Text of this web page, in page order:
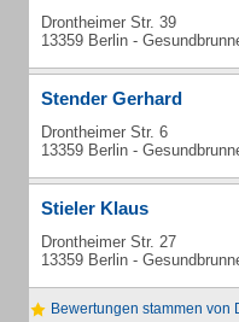
Drontheimer Str. 39
13359 Berlin -
Stender Gerhard
Drontheimer Str. 6
13359 Berlin -
Stieler Klaus
Drontheimer Str. 27
13359 Berlin -
Bewertungen stammen von